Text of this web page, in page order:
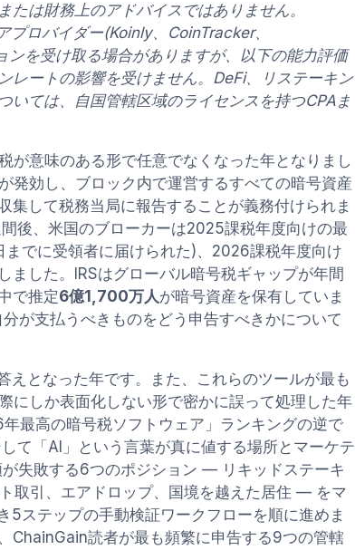
は財務上のアドバイスではありません。
ロバイダー(Koinly、CoinTracker、
を受け取る場合がありますが、以下の能力評価
レートの影響を受けません。DeFi、リステーキン
いては、自国管轄区域のライセンスを持つCPAま
が意味のある形で任意でなくなった年となりまし
が発効し、ブロック内で運営するすべての暗号資産
集して税務当局に報告することが義務付けられま
後、米国のブローカーは2025課税年度向けの最
でに受領者に届けられた)、2026課税年度向け
ました。IRSはグローバル暗号税ギャップが年間
で推定6億1,700万人が暗号資産を保有していま
が支払うべきものをどう申告すべきかについて
えとなった年です。また、これらのツールが最も
にしか表面化しない形で密かに誤って処理した年
最高の暗号税ソフトウェア」ランキングの逆で
て「AI」という言葉が真に値する場所とマーケテ
失敗する6つのポジション — リキッドステーキ
取引、エアドロップ、国境を越えた居住 — をマ
5ステップの手動検証ワークフローを順に進めま
ChainGain読者が最も頻繁に申告する9つの管轄